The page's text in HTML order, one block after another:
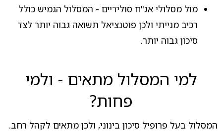
מול מסלולי אג"ח סולידיים - המסלול הגמיש כולל
רכיב מנייתי ולכן פוטנציאל תשואה גבוה יותר לצד
סיכון גבוה יותר.
למי המסלול מתאים - ולמי
פחות?
המסלול בעל פרופיל סיכון בינוני, ולכן מתאים לקהל רחב.